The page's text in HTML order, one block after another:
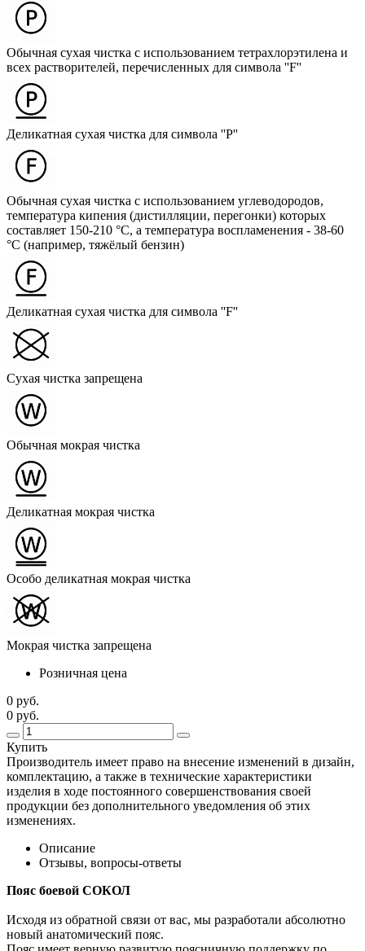
Обычная сухая чистка с использованием тетрахлорэтилена и
всех растворителей, перечисленных для символа ''F''
Деликатная сухая чистка для символа ''P''
Обычная сухая чистка с использованием углеводородов,
температура кипения (дистилляции, перегонки) которых
составляет 150-210 °C, а температура воспламенения - 38-60
°C (например, тяжёлый бензин)
Деликатная сухая чистка для символа ''F''
Сухая чистка запрещена
Обычная мокрая чистка
Деликатная мокрая чистка
Особо деликатная мокрая чистка
Мокрая чистка запрещена
Розничная цена
0 руб.
0 руб.
Купить
Производитель имеет право на внесение изменений в дизайн,
комплектацию, а также в технические характеристики
изделия в ходе постоянного совершенствования своей
продукции без дополнительного уведомления об этих
изменениях.
Описание
Отзывы, вопросы-ответы
Пояс боевой СОКОЛ
Исходя из обратной связи от вас, мы разработали абсолютно
новый анатомический пояс.